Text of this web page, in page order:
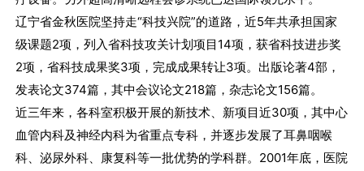
辽宁省金秋医院坚持走“科技兴院”的道路，近5年共承担国家
级课题2项，列入省科技攻关计划项目14项，获省科技进步奖
2项，省科技成果奖3项，完成成果转让3项。出版论著4部，
发表论文374篇，其中会议论文218篇，杂志论文156篇。
近三年来，各科室积极开展的新技术、新项目近30项，其中心
血管内科及神经内科为省重点专科，并逐步发展了耳鼻咽喉
科、泌尿外科、康复科等一批优势的学科群。2001年底，医院